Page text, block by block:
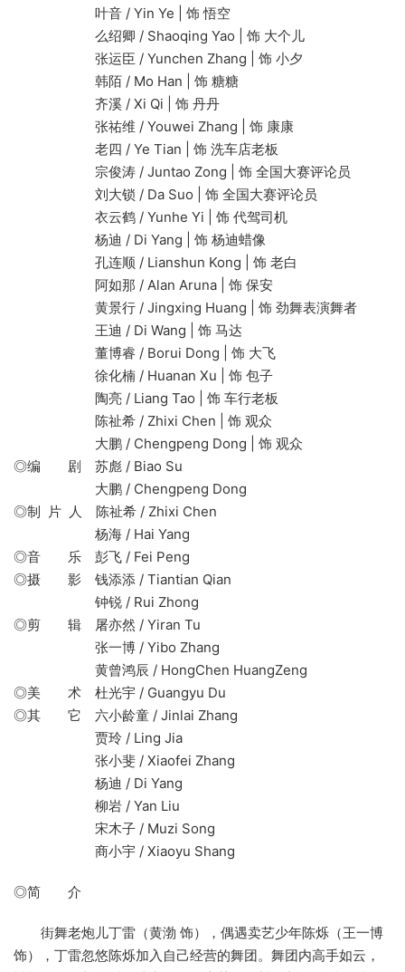
叶音 / Yin Ye | 饰 悟空
么绍卿 / Shaoqing Yao | 饰 大个儿
张运臣 / Yunchen Zhang | 饰 小夕
韩陌 / Mo Han | 饰 糖糖
齐溪 / Xi Qi | 饰 丹丹
张祐维 / Youwei Zhang | 饰 康康
老四 / Ye Tian | 饰 洗车店老板
宗俊涛 / Juntao Zong | 饰 全国大赛评论员
刘大锁 / Da Suo | 饰 全国大赛评论员
衣云鹤 / Yunhe Yi | 饰 代驾司机
杨迪 / Di Yang | 饰 杨迪蜡像
孔连顺 / Lianshun Kong | 饰 老白
阿如那 / Alan Aruna | 饰 保安
黄景行 / Jingxing Huang | 饰 劲舞表演舞者
王迪 / Di Wang | 饰 马达
董博睿 / Borui Dong | 饰 大飞
徐化楠 / Huanan Xu | 饰 包子
陶亮 / Liang Tao | 饰 车行老板
陈祉希 / Zhixi Chen | 饰 观众
大鹏 / Chengpeng Dong | 饰 观众
◎编 剧 苏彪 / Biao Su
大鹏 / Chengpeng Dong
◎制 片 人 陈祉希 / Zhixi Chen
杨海 / Hai Yang
◎音 乐 彭飞 / Fei Peng
◎摄 影 钱添添 / Tiantian Qian
钟锐 / Rui Zhong
◎剪 辑 屠亦然 / Yiran Tu
张一博 / Yibo Zhang
黄曾鸿辰 / HongChen HuangZeng
◎美 术 杜光宇 / Guangyu Du
◎其 它 六小龄童 / Jinlai Zhang
贾玲 / Ling Jia
张小斐 / Xiaofei Zhang
杨迪 / Di Yang
柳岩 / Yan Liu
宋木子 / Muzi Song
商小宇 / Xiaoyu Shang
◎简 介
街舞老炮儿丁雷（黄渤 饰），偶遇卖艺少年陈烁（王一博
饰），丁雷忽悠陈烁加入自己经营的舞团。舞团内高手如云，